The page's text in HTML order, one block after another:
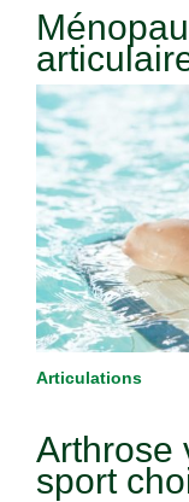
Articulations
Arthrose
sport